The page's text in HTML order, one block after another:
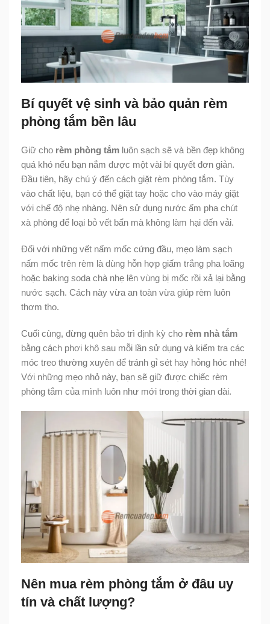
Bí quyết vệ sinh và bảo quản rèm
phòng tắm bền lâu
Giữ cho rèm phòng tắm luôn sạch sẽ và bền đẹp không
quá khó nếu bạn nắm được một vài bí quyết đơn giản.
Đầu tiên, hãy chú ý đến cách giặt rèm phòng tắm. Tùy
vào chất liệu, bạn có thể giặt tay hoặc cho vào máy giặt
với chế độ nhẹ nhàng. Nên sử dụng nước ấm pha chút
xà phòng để loại bỏ vết bẩn mà không làm hại đến vải.
Đối với những vết nấm mốc cứng đầu, mẹo làm sạch
nấm mốc trên rèm là dùng hỗn hợp giấm trắng pha loãng
hoặc baking soda chà nhẹ lên vùng bị mốc rồi xả lại bằng
nước sạch. Cách này vừa an toàn vừa giúp rèm luôn
thơm tho.
Cuối cùng, đừng quên bảo trì định kỳ cho rèm nhà tắm
bằng cách phơi khô sau mỗi lần sử dụng và kiểm tra các
móc treo thường xuyên để tránh gỉ sét hay hỏng hóc nhé!
Với những mẹo nhỏ này, bạn sẽ giữ được chiếc rèm
phòng tắm của mình luôn như mới trong thời gian dài.
Nên mua rèm phòng tắm ở đâu uy
tín và chất lượng?